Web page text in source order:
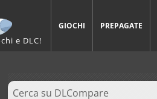
e DLC!
GIOCHI PREPAGATE